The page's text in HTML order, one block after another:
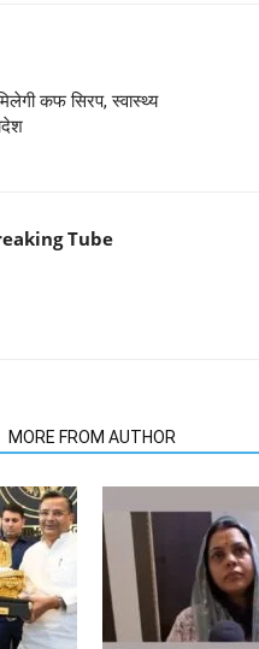
कफ सिरप, स्वास्थ्य
Tube
MORE FROM AUTHOR